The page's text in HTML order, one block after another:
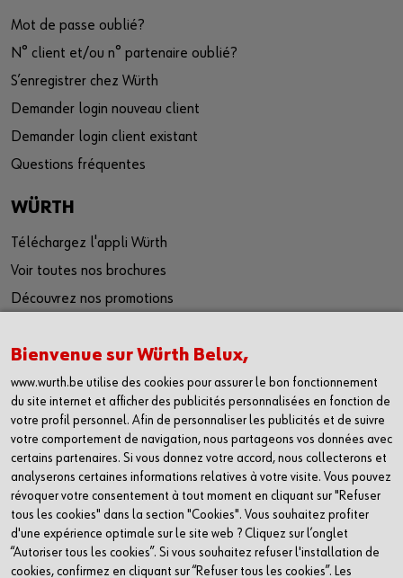
Mot de passe oublié?
N° client et/ou n° partenaire oublié?
S’enregistrer chez Würth
Demander login nouveau client
Demander login client existant
Questions fréquentes
WÜRTH
Téléchargez l'appli Würth
Voir toutes nos brochures
Découvrez nos promotions
Travailler chez Würth
Code of compliance
Inscrivez-vous à notre newsletter
SOCIAL
Linkedin
Facebook
Youtube
Instagram
Bienvenue sur Würth Belux,
www.wurth.be utilise des cookies pour assurer le bon fonctionnement
du site internet et afficher des publicités personnalisées en fonction de
votre profil personnel. Afin de personnaliser les publicités et de suivre
votre comportement de navigation, nous partageons vos données avec
certains partenaires. Si vous donnez votre accord, nous collecterons et
analyserons certaines informations relatives à votre visite. Vous pouvez
révoquer votre consentement à tout moment en cliquant sur "Refuser
tous les cookies" dans la section "Cookies". Vous souhaitez profiter
d'une expérience optimale sur le site web ? Cliquez sur l’onglet
“Autoriser tous les cookies”. Si vous souhaitez refuser l'installation de
cookies, confirmez en cliquant sur “Refuser tous les cookies”. Les